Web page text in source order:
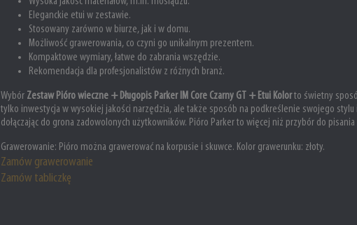
Eleganckie etui w zestawie.
Stosowany zarówno w biurze, jak i w domu.
Możliwość grawerowania, co czyni go unikalnym prezentem.
Kompaktowe wymiary, łatwe do zabrania wszędzie.
Rekomendacja dla profesjonalistów z różnych branż.
Wybór Zestaw Pióro wieczne + Długopis Parker IM Core Czarny GT + Etui Kolorto świetny
tylko inwestycja w wysokiej jakości narzędzia, ale także sposób na podkreślenie swojego stylu
dołączając do grona zadowolonych użytkowników. Pióro Parker to więcej niż przybór do
Grawerowanie: Pióro można grawerować na korpusie i skuwce. Kolor grawerunku: złoty.
Zamów grawerowanie
Zamów tabliczkę